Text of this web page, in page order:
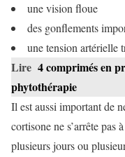
une vision floue
des gonflements
une tension artérielle
Lire 4 comprimés en
phytothérapie
Il est aussi important de
cortisone ne s’arrête pas
plusieurs jours ou